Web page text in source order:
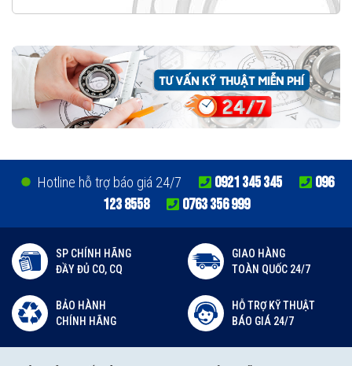
Hotline hỗ trợ báo giá 24/7 0921 345 345
096
123 8558
0763 356 999
SP CHÍNH HÃNG
ĐẦY ĐỦ CO, CQ
GIAO HÀNG
TOÀN QUỐC 24/7
BẢO HÀNH
CHÍNH HÃNG
HỖ TRỢ KỸ THUẬT
BÁO GIÁ 24/7